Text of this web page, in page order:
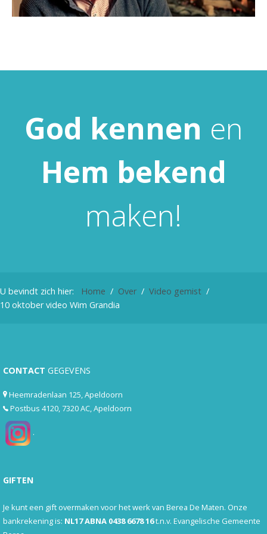
God kennen en
Hem bekend
maken!
U bevindt zich hier: Home Over
Video gemist
10 oktober video Wim Grandia
CONTACT GEGEVENS
Heemradenlaan 125, Apeldoorn
Postbus 4120, 7320 AC, Apeldoorn
.
GIFTEN
Je kunt een gift overmaken voor het werk van Berea De Maten. Onze
bankrekening is: NL17 ABNA 0438 6678 16t.n.v. Evangelische Gemeente